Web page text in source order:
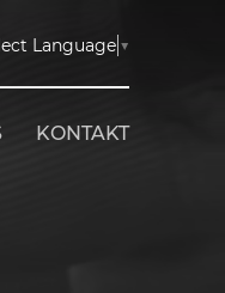
Language ▼
KONTAKT